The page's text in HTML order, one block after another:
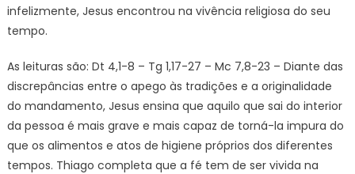
infelizmente, Jesus encontrou na vivência religiosa do seu
tempo.
As leituras são: Dt 4,1-8 – Tg 1,17-27 – Mc 7,8-23 – Diante das
discrepâncias entre o apego às tradições e a originalidade
do mandamento, Jesus ensina que aquilo que sai do interior
da pessoa é mais grave e mais capaz de torná-la impura do
que os alimentos e atos de higiene próprios dos diferentes
tempos. Thiago completa que a fé tem de ser vivida na